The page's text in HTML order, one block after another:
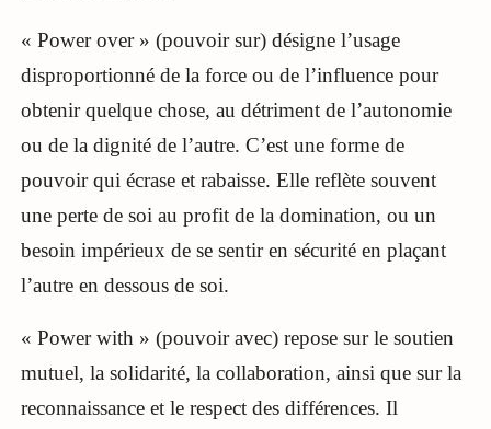
« Power over » (pouvoir sur) désigne l’usage
disproportionné de la force ou de l’influence pour
obtenir quelque chose, au détriment de l’autonomie
ou de la dignité de l’autre. C’est une forme de
pouvoir qui écrase et rabaisse. Elle reflète souvent
une perte de soi au profit de la domination, ou un
besoin impérieux de se sentir en sécurité en plaçant
l’autre en dessous de soi.
« Power with » (pouvoir avec) repose sur le soutien
mutuel, la solidarité, la collaboration, ainsi que sur la
reconnaissance et le respect des différences. Il